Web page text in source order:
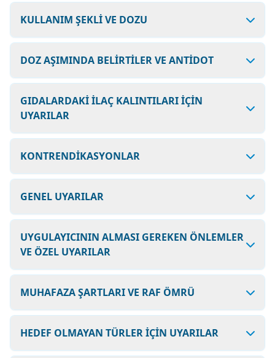
KULLANIM ŞEKLİ VE DOZU
DOZ AŞIMINDA BELİRTİLER VE ANTİDOT
GIDALARDAKİ İLAÇ KALINTILARI İÇİN
UYARILAR
KONTRENDİKASYONLAR
GENEL UYARILAR
UYGULAYICININ ALMASI GEREKEN ÖNLEMLER
VE ÖZEL UYARILAR
MUHAFAZA ŞARTLARI VE RAF ÖMRÜ
HEDEF OLMAYAN TÜRLER İÇİN UYARILAR